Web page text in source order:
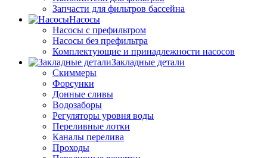
Запчасти для фильтров бассейна
Насосы
Насосы с префильтром
Насосы без префильтра
Комплектующие и принадлежности насосов
Закладные детали
Скиммеры
Форсунки
Донные сливы
Водозаборы
Регуляторы уровня воды
Переливные лотки
Каналы перелива
Проходы